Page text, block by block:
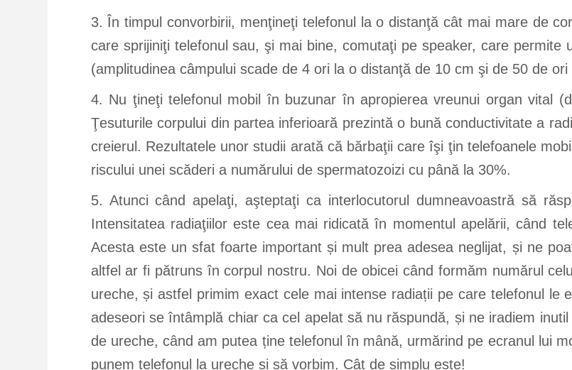
3. În timpul convorbirii, menţineţi telefonul la o distanţă cât mai mare de
care sprijiniţi telefonul sau, şi mai bine, comutaţi pe speaker, care permite
(amplitudinea câmpului scade de 4 ori la o distanţă de 10 cm şi de 50 de
4. Nu ţineţi telefonul mobil în buzunar în apropierea vreunui organ vital
Ţesuturile corpului din partea inferioară prezintă o bună conductivitate a
creierul. Rezultatele unor studii arată că bărbaţii care îşi ţin telefoanele
riscului unei scăderi a numărului de spermatozoizi cu până la 30%.
5. Atunci când apelaţi, aşteptaţi ca interlocutorul dumneavoastră să
Intensitatea radiaţiilor este cea mai ridicată în momentul apelării, când
Acesta este un sfat foarte important și mult prea adesea neglijat, și ne
altfel ar fi pătruns în corpul nostru. Noi de obicei când formăm numărul
ureche, și astfel primim exact cele mai intense radiații pe care telefonul le
adeseori se întâmplă chiar ca cel apelat să nu răspundă, și ne iradiem
de ureche, când am putea ține telefonul în mână, urmărind pe ecranul lui
punem telefonul la ureche și să vorbim. Cât de simplu este!